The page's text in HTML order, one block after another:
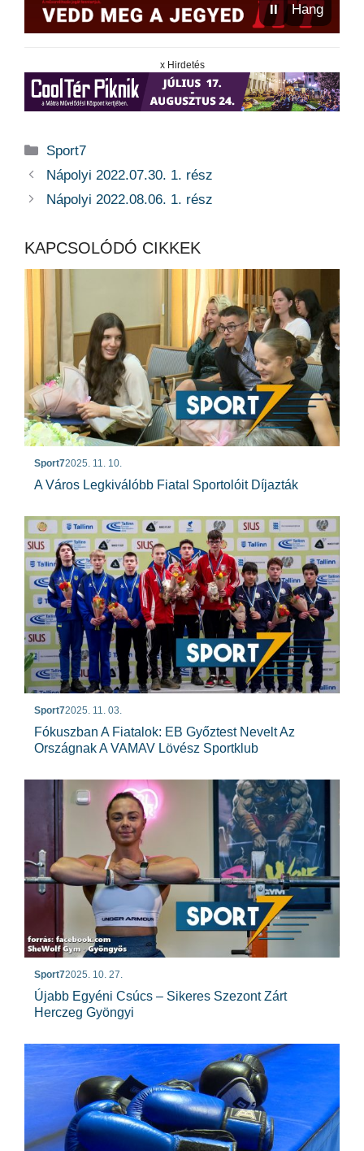
⏸ Hang
x Hirdetés
Kategória
Sport7
Nápolyi 2022.07.30. 1. rész
Nápolyi 2022.08.06. 1. rész
KAPCSOLÓDÓ CIKKEK
Sport72025. 11. 10.
A Város Legkiválóbb Fiatal Sportolóit Díjazták
Sport72025. 11. 03.
Fókuszban A Fiatalok: EB Győztest Nevelt Az
Országnak A VAMAV Lövész Sportklub
Sport72025. 10. 27.
Újabb Egyéni Csúcs – Sikeres Szezont Zárt
Herczeg Gyöngyi